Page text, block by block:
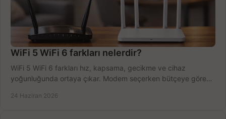
WiFi 5 WiFi 6 farkları nelerdir?
WiFi 5 WiFi 6 farkları hız, kapsama, gecikme ve cihaz
yoğunluğunda ortaya çıkar. Modem seçerken bütçeye göre
24 Haziran 2026